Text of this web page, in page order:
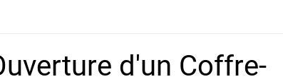
d'un Coffre-